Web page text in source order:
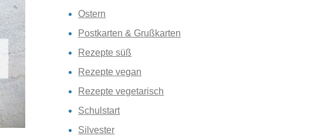
Ostern
Postkarten & Grußkarten
Rezepte süß
Rezepte vegan
Rezepte vegetarisch
Schulstart
Silvester